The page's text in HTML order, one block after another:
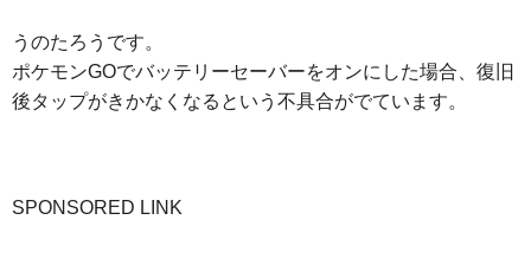
うのたろうです。
ポケモンGOでバッテリーセーバーをオンにした場合、復旧
後タップがきかなくなるという不具合がでています。
SPONSORED LINK